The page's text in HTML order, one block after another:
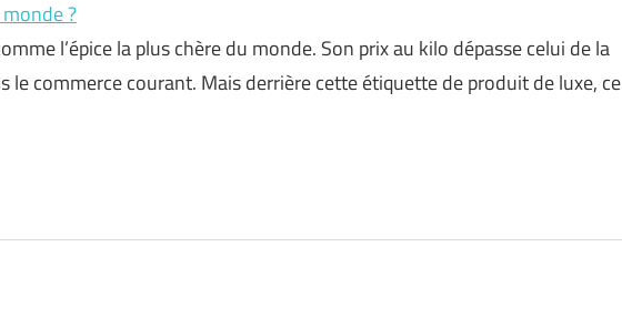
?
l’épice la plus chère du monde. Son prix au kilo dépasse celui de la
le commerce courant. Mais derrière cette étiquette de produit de luxe, ce